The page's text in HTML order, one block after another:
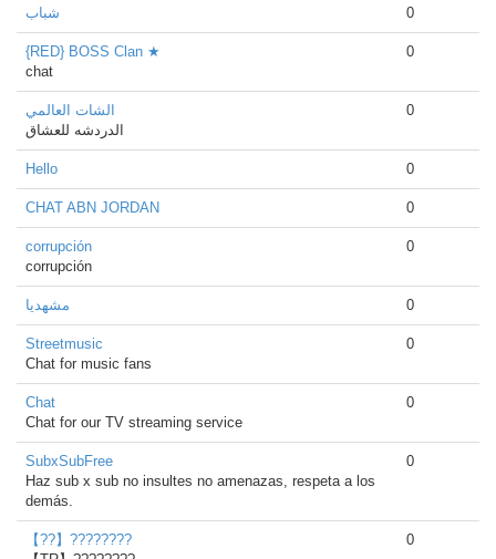
شباب 0
{RED} BOSS Clan ★
chat
0
الشات العالمي
الدردشه للعشاق
0
Hello 0
CHAT ABN JORDAN 0
corrupción
corrupción
0
مشهدیا 0
Streetmusic
Chat for music fans
0
Chat
Chat for our TV streaming service
0
SubxSubFree
Haz sub x sub no insultes no amenazas, respeta a los
demás.
0
【??】????????
0